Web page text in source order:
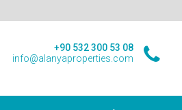
+90 532 300 53 08
info@alanyaproperties.com